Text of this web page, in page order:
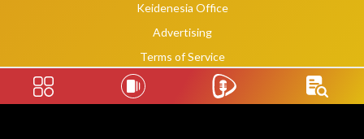
Keidenesia Office
Advertising
Terms of Service
Privacy Policy
Social Links